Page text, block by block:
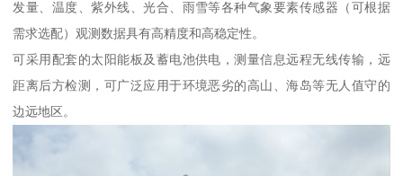
发量、温度、紫外线、光合、雨雪等各种气象要素传感器（可根据
需求选配）观测数据具有高精度和高稳定性。
可采用配套的太阳能板及蓄电池供电，测量信息远程无线传输，远
距离后方检测，可广泛应用于环境恶劣的高山、海岛等无人值守的
边远地区。